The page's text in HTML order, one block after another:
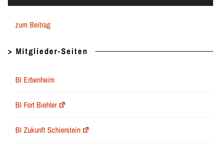
Player
zum Beitrag
> Mitglieder-Seiten
BI Erbenheim
BI Fort Biehler
BI Zukunft Schierstein